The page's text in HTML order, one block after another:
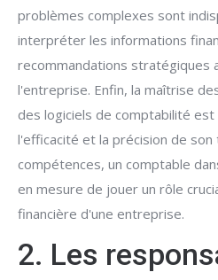
problèmes complexes sont
interpréter les informations
recommandations stratégiques
l'entreprise. Enfin, la maîtrise
des logiciels de comptabilité
l'efficacité et la précision de son
compétences, un comptable
en mesure de jouer un rôle
financière d'une entreprise.
2. Les